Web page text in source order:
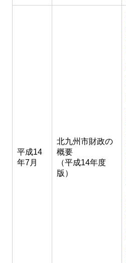
平成14
年7月
北九州市財政の
概要
（平成14年度
版）